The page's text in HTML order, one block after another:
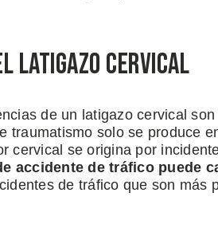
Latigazo Cervical
de un latigazo cervical
traumatismo solo se produce
cervical se origina por
accidente de tráfico puede
de tráfico que son más